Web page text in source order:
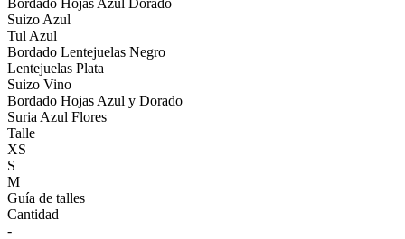
Suizo Azul
Tul Azul
Bordado Lentejuelas Negro
Lentejuelas Plata
Suizo Vino
Bordado Hojas Azul y Dorado
Suria Azul Flores
Talle
XS
S
M
Guía de talles
Cantidad
-